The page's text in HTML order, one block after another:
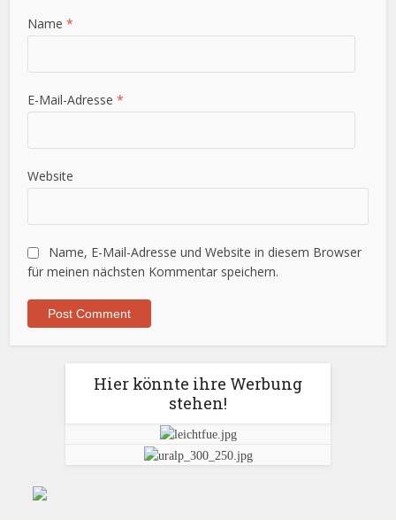
Name*
E-Mail-Adresse*
Website
Name, E-Mail-Adresse und Website in diesem Browser
für meinen nächsten Kommentar speichern.
Hier könnte ihre Werbung
stehen!